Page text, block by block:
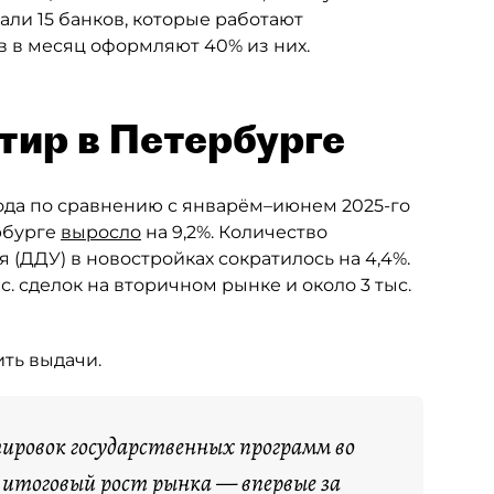
15 банков, которые работают
в месяц оформляют 40% из них.
в Петербурге
по сравнению с январём–июнем 2025-го
выросло на 9,2%. Количество
в новостройках сократилось на 4,4%.
сделок на вторичном рынке и около 3 тыс.
выдачи.
государственных программ во
рост рынка — впервые за